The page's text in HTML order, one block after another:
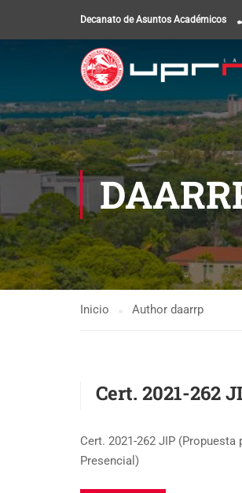
Decanato de Asuntos Académicos
Inicio Author daarrp
Cert. 2021-262
Cert. 2021-262 JIP
Presencial)